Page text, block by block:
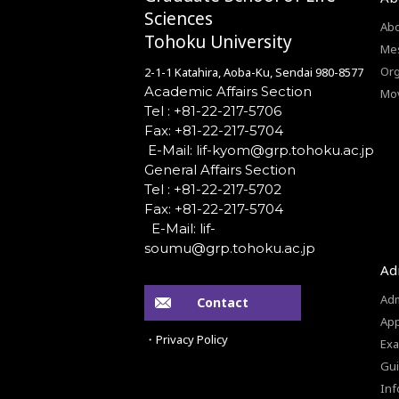
Sciences
Tohoku University
2-1-1 Katahira, Aoba-Ku, Sendai 980-8577
Academic Affairs Section
Tel : +81-22-217-5706
Fax: +81-22-217-5704
General Affairs Section
Tel : +81-22-217-5702
Fax: +81-22-217-5704
Contact
・Privacy Policy